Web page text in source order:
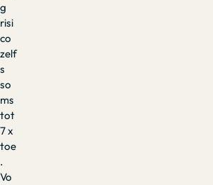
g
risi
co
zelf
s
so
ms
tot
7 x
toe
.
Vo